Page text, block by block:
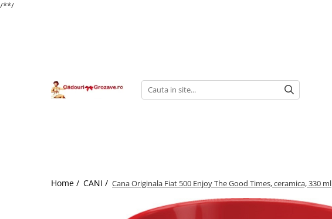
/**/
Home / CANI / Cana Originala Fiat 500 Enjoy The Good Times, ceramica, 330 ml